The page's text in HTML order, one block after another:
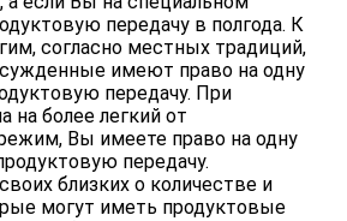
передачу в полгода. К
согласно местных традиций,
имеют право на одну
передачу. При
на более легкий от
Вы имеете право на одну
передачу.
близких о количестве и
могут иметь продуктовые